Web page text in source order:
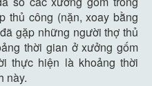
thủ công (nặn, xoay bằng
gặp những người thợ thủ
thời gian ở xưởng gốm
thực hiện là khoảng thời
này.